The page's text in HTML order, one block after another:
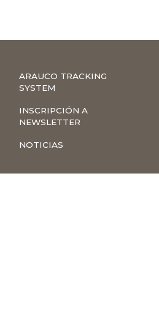
ARAUCO TRACKING
SYSTEM
INSCRIPCIÓN A
NEWSLETTER
NOTICIAS